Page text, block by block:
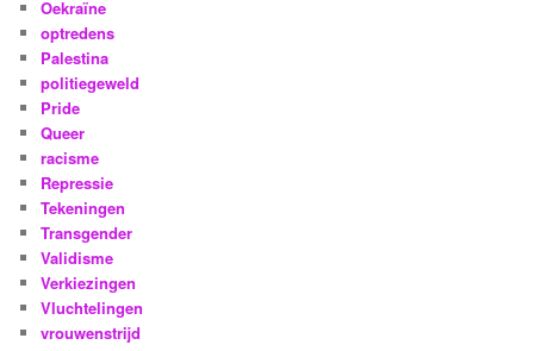
Oekraïne
optredens
Palestina
politiegeweld
Pride
Queer
racisme
Repressie
Tekeningen
Transgender
Validisme
Verkiezingen
Vluchtelingen
vrouwenstrijd